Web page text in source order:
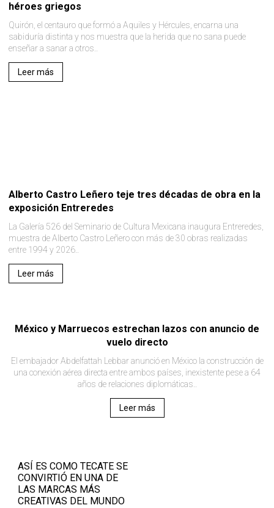
héroes griegos
Quirón, el centauro que formó a Aquiles y Hércules, encarna una
sabiduría distinta y nos muestra que la herida que no sana puede
enseñar a sanar a otros..
Leer más
Alberto Castro Leñero teje tres décadas de obra en la
exposición Entreredes
La Galería 526 del Seminario de Cultura Mexicana inaugura Entreredes,
muestra de Alberto Castro Leñero con más de 30 obras realizadas
entre 1994 y 2026..
Leer más
México y Marruecos estrechan lazos con anuncio de
vuelo directo
El embajador Abdelfattah Lebbar anunció en México la construcción de
una conexión aérea directa entre ambos países, inexistente pese a 64
años de relaciones diplomáticas..
Leer más
ASÍ ES COMO TECATE SE
CONVIRTIÓ EN UNA DE
LAS MARCAS MÁS
CREATIVAS DEL MUNDO